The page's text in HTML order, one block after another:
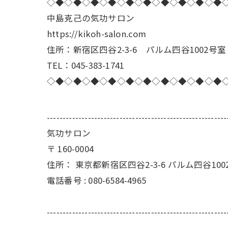
中島克己の気功サロン
https://kikoh-salon.com
住所：新宿区四谷2-3-6 パルム四谷1002号室
TEL：045-383-1741
気功サロン
〒 160-0004
住所： 東京都新宿区四谷2-3-6 パルム四谷
電話番号 : 080-6584-4965